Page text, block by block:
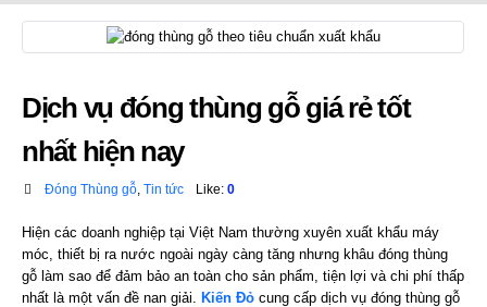
Dịch vụ đóng thùng gỗ giá rẻ tốt
nhất hiện nay
Đóng Thùng gỗ, Tin tức Like: 0
Hiện các doanh nghiệp tại Việt Nam thường xuyên xuất khẩu máy
móc, thiết bị ra nước ngoài ngày càng tăng nhưng khâu đóng thùng
gỗ làm sao để đảm bảo an toàn cho sản phẩm, tiện lợi và chi phí thấp
nhất là một vấn đề nan giải.
Kiến Đỏ cung cấp dịch vụ đóng thùng gỗ